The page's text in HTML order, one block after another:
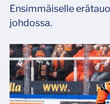
Ensimmäiselle
johdossa.